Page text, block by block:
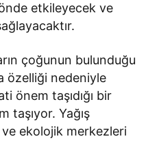
etkileyecek ve
çoğunun bulunduğu
özelliği nedeniyle
önem taşıdığı bir
taşıyor. Yağış
ekolojik merkezleri